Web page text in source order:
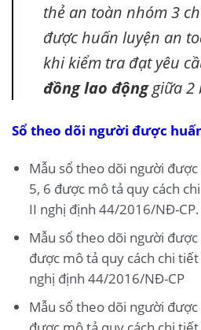
thẻ an toàn nhóm 3
được huấn luyện an
khi kiểm tra đạt yêu
đồng lao độnggiữa 2
Sổ theo dõi người được
Mẫu sổ theo dõi người
5, 6 được mô tả quy cách
II nghị định 44/2016/NĐ-CP.
Mẫu sổ theo dõi người
được mô tả quy cách chi
nghị định 44/2016/NĐ-CP
Mẫu sổ theo dõi người